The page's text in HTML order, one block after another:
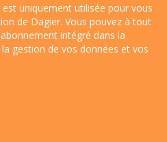
uniquement utilisée pour vous
de Dagier. Vous pouvez à tout
intégré dans la
gestion de vos données et vos